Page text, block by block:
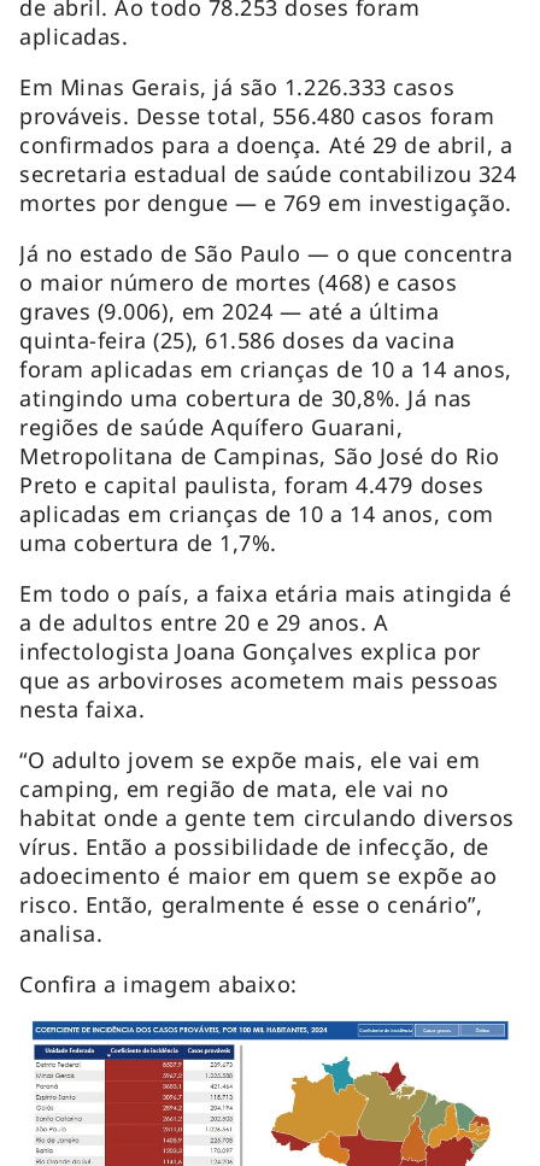
de abril. Ao todo 78.253 doses foram
aplicadas.
Em Minas Gerais, já são 1.226.333 casos
prováveis. Desse total, 556.480 casos foram
confirmados para a doença. Até 29 de abril, a
secretaria estadual de saúde contabilizou 324
mortes por dengue — e 769 em investigação.
Já no estado de São Paulo — o que concentra
o maior número de mortes (468) e casos
graves (9.006), em 2024 — até a última
quinta-feira (25), 61.586 doses da vacina
foram aplicadas em crianças de 10 a 14 anos,
atingindo uma cobertura de 30,8%. Já nas
regiões de saúde Aquífero Guarani,
Metropolitana de Campinas, São José do Rio
Preto e capital paulista, foram 4.479 doses
aplicadas em crianças de 10 a 14 anos, com
uma cobertura de 1,7%.
Em todo o país, a faixa etária mais atingida é
a de adultos entre 20 e 29 anos. A
infectologista Joana Gonçalves explica por
que as arboviroses acometem mais pessoas
nesta faixa.
“O adulto jovem se expõe mais, ele vai em
camping, em região de mata, ele vai no
habitat onde a gente tem circulando diversos
vírus. Então a possibilidade de infecção, de
adoecimento é maior em quem se expõe ao
risco. Então, geralmente é esse o cenário”,
analisa.
Confira a imagem abaixo: